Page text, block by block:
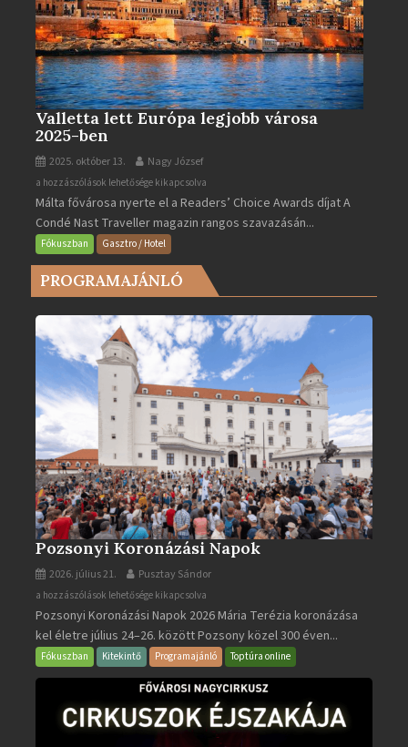
Valletta lett Európa legjobb városa
2025-ben
2025. október 13. Nagy József
Valletta
lett
Európa
legjobb
városa
2025-
bejegyzéshez
a hozzászólások lehetősége kikapcsolva
Málta fővárosa nyerte el a Readers’ Choice Awards díjat A
Condé Nast Traveller magazin rangos szavazásán...
Fókuszban Gasztro / Hotel
PROGRAMAJÁNLÓ
Pozsonyi Koronázási Napok
2026. július 21. Pusztay Sándor
Pozsonyi
Koronázási
Napok
bejegyzéshez
a hozzászólások lehetősége kikapcsolva
Pozsonyi Koronázási Napok 2026 Mária Terézia koronázása
kel életre július 24–26. között Pozsony közel 300 éven...
Fókuszban Kitekintő Programajánló Toptúra online